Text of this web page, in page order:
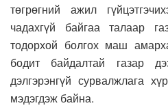
төгрөгний ажил
чадахгүй байгаа талаар
тодорхой болгох маш
бодит байдалтай газар
дэлгэрэнгүй сурвалжлага
мэдэгдэж байна.